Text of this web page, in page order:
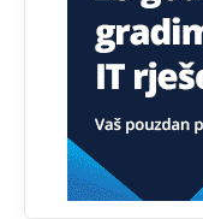
Uvođenje pravila
(krstića) kružić
obojiti (popuniti)
zahtjeva optičkih
Анонимно2818605
Ovo pravilo jeste
su u pitanju